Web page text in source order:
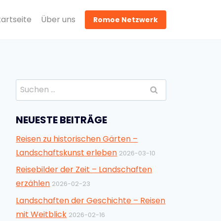
Über uns Romoe Netzwerk
Suchen
nach:
NEUESTE BEITRÄGE
Reisen zu historischen Gärten –
Landschaftskunst erleben 2026-03-10
Reisebilder der Zeit – Landschaften
erzählen 2026-02-23
Landschaften der Geschichte – Reisen
mit Weitblick 2026-02-16